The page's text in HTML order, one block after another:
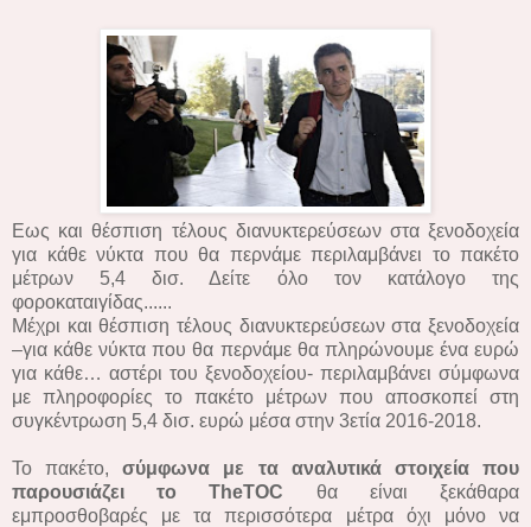
Εως και θέσπιση τέλους διανυκτερεύσεων στα ξενοδοχεία
για κάθε νύκτα που θα περνάμε περιλαμβάνει το πακέτο
μέτρων 5,4 δισ. Δείτε όλο τον κατάλογο της
φοροκαταιγίδας......
Μέχρι και θέσπιση τέλους διανυκτερεύσεων στα ξενοδοχεία
–για κάθε νύκτα που θα περνάμε θα πληρώνουμε ένα ευρώ
για κάθε… αστέρι του ξενοδοχείου- περιλαμβάνει σύμφωνα
με πληροφορίες το πακέτο μέτρων που αποσκοπεί στη
συγκέντρωση 5,4 δισ. ευρώ μέσα στην 3ετία 2016-2018.
Το πακέτο, σύμφωνα με τα αναλυτικά στοιχεία που
παρουσιάζει το ΤheTOC θα είναι ξεκάθαρα
εμπροσθοβαρές με τα περισσότερα μέτρα όχι μόνο να